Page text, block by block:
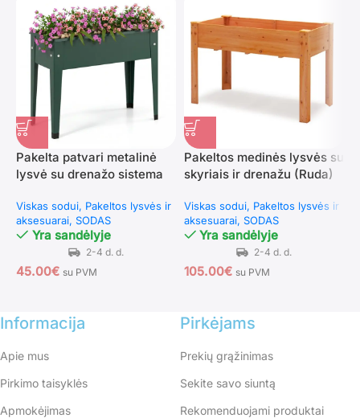
Pakelta patvari metalinė
lysvė su drenažo sistema
Viskas sodui Pakeltos lysvės ir
aksesuarai SODAS
Yra sandėlyje
45.00€ su PVM
Pakeltos medinės lysvės su
skyriais ir drenažu (Ruda)
Viskas sodui Pakeltos lysvės ir
aksesuarai SODAS
Yra sandėlyje
105.00€ su PVM
Informacija
Apie mus
Pirkimo taisyklės
Apmokėjimas
Pirkėjams
Prekių grąžinimas
Sekite savo siuntą
Rekomenduojami produktai